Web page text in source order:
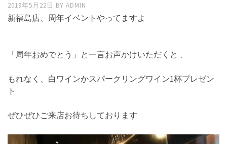
2019年5月22日 BY ADMIN
新福島店、周年イベントやってますよ
「周年おめでとう」と一言お声かけいただくと 、
もれなく、白ワインかスパークリングワイン1杯プレゼン
ト
ぜひぜひご来店お待ちしております